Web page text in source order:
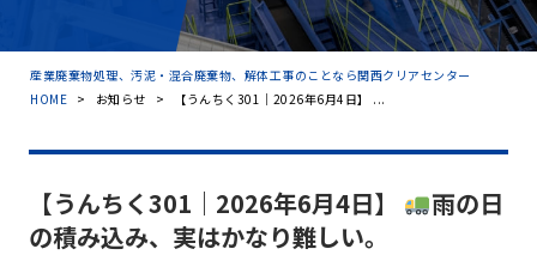
産業廃棄物処理、汚泥・混合廃棄物、解体工事のことなら関西クリアセンター
HOME > お知らせ > 【うんちく301｜2026年6月4日】 ...
【うんちく301｜2026年6月4日】
雨の日
の積み込み、実はかなり難しい。